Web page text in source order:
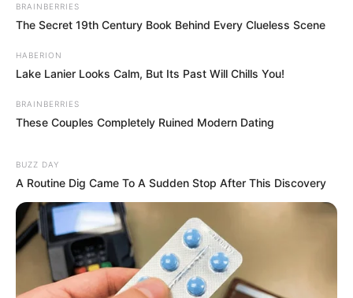
BRAINBERRIES
The Secret 19th Century Book Behind Every Clueless Scene
HABERION
Lake Lanier Looks Calm, But Its Past Will Chills You!
BRAINBERRIES
These Couples Completely Ruined Modern Dating
BUZZ DAY
A Routine Dig Came To A Sudden Stop After This Discovery